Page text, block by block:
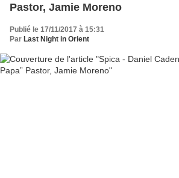
Pastor, Jamie Moreno
Publié le 17/11/2017 à 15:31
Par Last Night in Orient